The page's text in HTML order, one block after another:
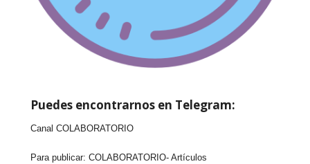
Puedes encontrarnos en Telegram:
Canal COLABORATORIO
Para publicar:COLABORATORIO- Artículos